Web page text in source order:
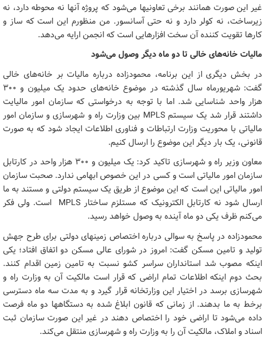
غیر این صورت همانند برخی تعاونیها می‌شود که پروژه آنها نه محوطه دارد، نه
زیرساخت، نه کولر دارد و نه حتی آسانسور. من منظورم این است که ساز و
کارها تقویت کننده آن سخت افزارهایی است که انجمن ارایه می‌دهد.
مالیات خانه‌های خالی تا دو ماه دیگر وصول می‌شود
در بخش دیگری از این برنامه، محمودزاده درباره مالیات بر خانه‌های خالی
گفت: شهریورماه سال گذشته در موضوع خانه‌های حدود یک میلیون و ۳۰۰
هزار واحد شناسایی شد. اما با توجه به درخواستی که سازمان امور مالیایت
داشتند قرار شد یک سیستم MPLS بین وزارت راه و شهرسازی و سازمان امور
مالیاتی با محوریت وزارت ارتباطات و فناوری اطلاعات ایجاد شود که به صورت
قانونی، یک بار دیگر این موضوع را ارسال کنیم.
معاون وزیر راه و شهرسازی تاکید کرد: یک میلیون و ۳۰۰ هزار واحد در کارتابل
سازمان امور مالیاتی است و کسی در این خصوص ابهامی ندارد. صحبت سازمان
امور مالیاتی این است که این موضوع از طریق یک سیستم دولتی و مستند به ما
ارسال شود نه کارتابل الکترونیک که مستلزم ساختار MPLS است. ولی فکر
می‌کنم ظرف یکی دو ماه آینده به وصول خواهد رسید.
محمودزاده در پاسخ به سوالی درباره اختصاص زمینهای دولتی برای طرح جهش
تولید و تامین مسکن گفت: امروز در شورای عالی مسکن دو اتفاق افتاد؛ یکی
اینکه مصوب شد استانداران سراسر کشو نسبت به تامین زمین اقدام کنند.
بحث دوم اینکه اطلاعات تمام اراضی که قرار است مالکیت آن به وزارت راه و
شهرسازی برسد در اختیار این وزارتخانه قرار گیرد و به مدت سه ماه دسترسی
برخط به ما بدهند. از زمانی که قانون ابلاغ شده به دستگاهها دو ماه فرصت
داده می‌شود تا اراضی خود را اختصاص دهند در غیر این صورت سازمان ثبت
اسناد و املاک، مالکیت آن را به وزارت راه و شهرسازی منتقل می‌کند.